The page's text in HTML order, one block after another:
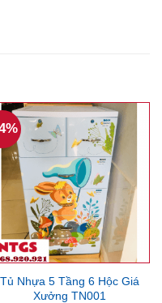
Tủ Nhựa 5 Tầng 6 Hộc Giá
Xưởng TN001